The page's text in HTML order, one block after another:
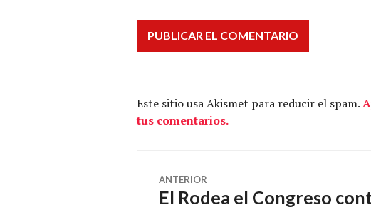
Este sitio usa Akismet para reducir el spam.
tus comentarios.
Navegación
ANTERIOR
Entrada
El Rodea el Congreso